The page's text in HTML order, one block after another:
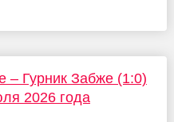
– Гурник Забже (1:0)
2026 года